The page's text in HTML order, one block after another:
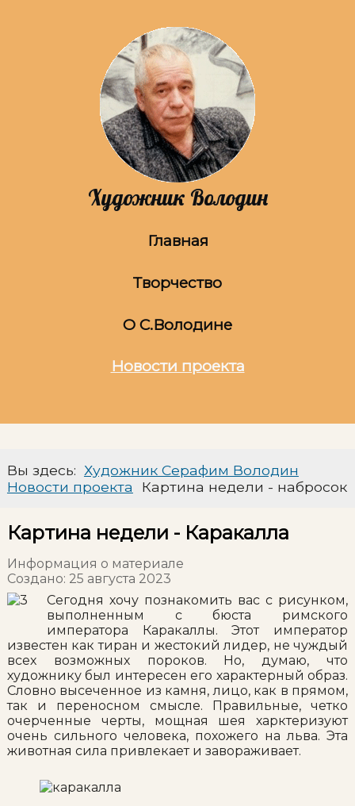
Художник Володин
Главная
Творчество
О С.Володине
Новости проекта
Вы здесь: Художник Серафим Володин
Новости проекта
Картина недели - набросок
Картина недели - Каракалла
Информация о материале
Создано: 25 августа 2023
Сегодня хочу познакомить вас с рисунком,
выполненным с бюста римского
императора Каракаллы. Этот император
известен как тиран и жестокий лидер, не чуждый
всех возможных пороков. Но, думаю, что
художнику был интересен его характерный образ.
Словно высеченное из камня, лицо, как в прямом,
так и переносном смысле. Правильные, четко
очерченные черты, мощная шея харктеризуют
очень сильного человека, похожего на льва. Эта
животная сила привлекает и завораживает.